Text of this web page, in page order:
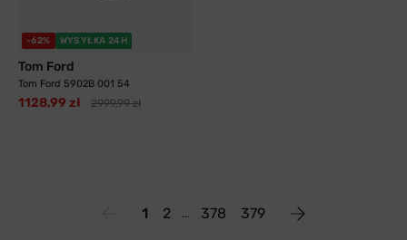
-62% WYSYŁKA 24H
Tom Ford
Tom Ford 5902B 001 54
1128,99 zł 2999,99 zł
1 2 378 379